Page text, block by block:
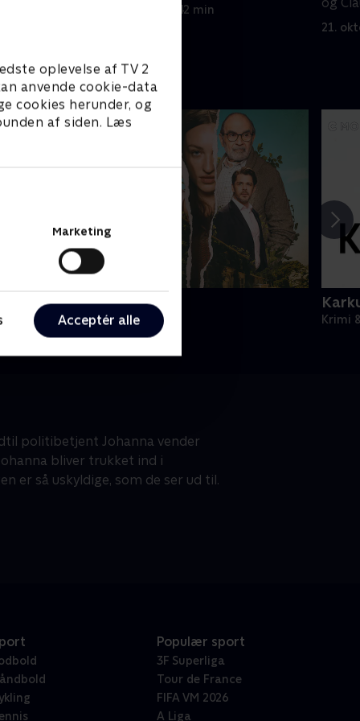
oplevelse af TV 2
anvende cookie-data
cookies herunder, og
af siden. Læs
Marketing
Acceptér alle
21. oktober 2025 • 42 min
21.
The Au Pair
& Spænding • 1 sæsoner Krimi
politibetjent Johanna vender
bliver trukket ind i
er så uskyldige, som de ser ud til.
Populær sport
3F Superliga
Tour de France
FIFA VM 2026
A Liga